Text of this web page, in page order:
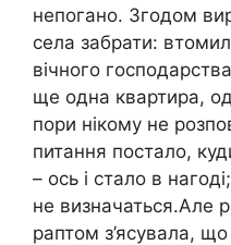
непогано. Згодом
села забрати:
вічного
ще одна квартира,
пори нікому не
питання постало,
– ось і стало в
не визначаться.Але
раптом з’ясувала, що